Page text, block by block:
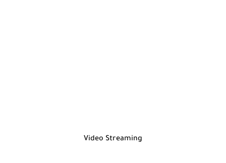
Video Streaming